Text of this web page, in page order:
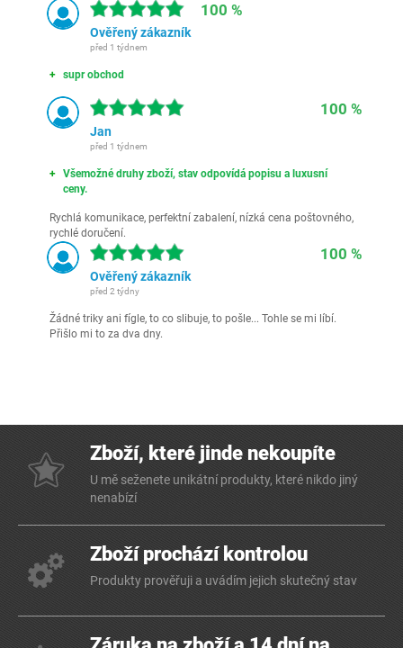
100 %
Ověřený zákazník
před 1 týdnem
supr obchod
100 %
Jan
před 1 týdnem
Všemožné druhy zboží, stav odpovídá popisu a luxusní
ceny.
Rychlá komunikace, perfektní zabalení, nízká cena poštovného,
rychlé doručení.
100 %
Ověřený zákazník
před 2 týdny
Žádné triky ani fígle, to co slibuje, to pošle... Tohle se mi líbí.
Přišlo mi to za dva dny.
Zboží, které jinde nekoupíte
U mě seženete unikátní produkty, které nikdo jiný
nenabízí
Zboží prochází kontrolou
Produkty prověřuji a uvádím jejich skutečný stav